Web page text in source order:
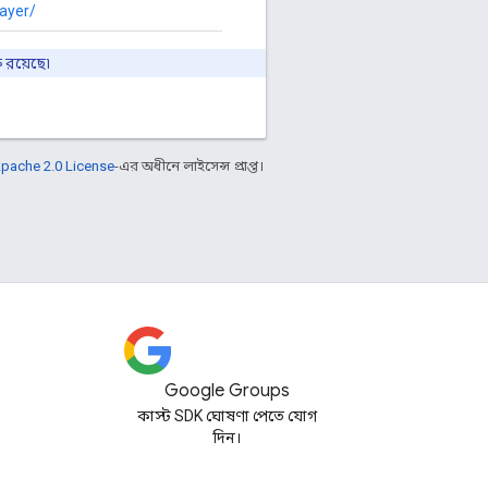
2.0 License-এর অধীনে লাইসেন্স প্রাপ্ত।
Google Groups
কাস্ট SDK ঘোষণা পেতে যোগ
দিন।